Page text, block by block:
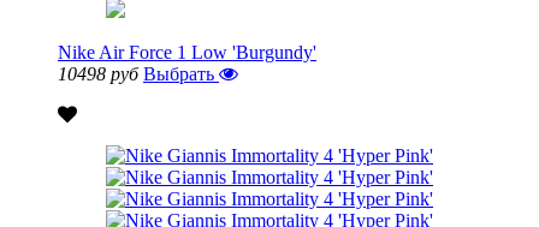
Nike Air Force 1 Low 'Burgundy'
10498 руб Выбрать